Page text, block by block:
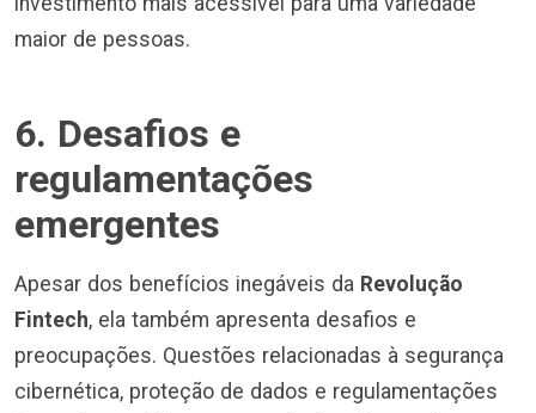
maior de pessoas.
6. Desafios e
regulamentações
emergentes
Apesar dos benefícios inegáveis da Revolução
Fintech, ela também apresenta desafios e
preocupações. Questões relacionadas à segurança
cibernética, proteção de dados e regulamentações